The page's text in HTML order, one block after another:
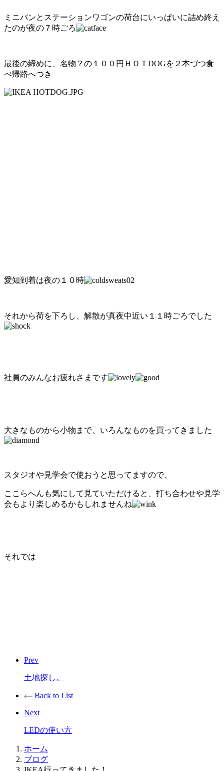
ミニバンとステーションワゴンの荷台にいっぱいに詰め終え
たのが夜の７時ごろ
最後の締めに、名物？の１００円ＨＯＴDOGを２本づつ食
べ帰路へつき
愛知到着は夜の１０時
それから荷を下ろし、解散が真夜中近い１１時ごろでした
社員のみんなお疲れさまです
大きなものから小物まで、いろんなものを買ってきました
スタジオや見学会で使おうと思ってますので、
ここらへんも気にして見ていただけると、打ち合わせや見学
会もより楽しめるかもしれませんね
それでは
Prev
土地探し。
Back to List
Next
LEDの使い方
ホーム
ブログ